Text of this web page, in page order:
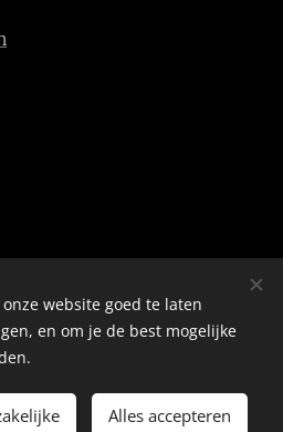
AAN DE WINKELWAGEN
Cookies
website goed te laten
en om je de best mogelijke
Alles accepteren